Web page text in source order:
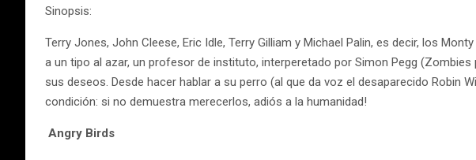
Sinopsis:
Terry Jones, John Cleese, Eric Idle, Terry Gilliam y Michael Palin, es decir, los
a un tipo al azar, un profesor de instituto, interperetado por Simon Pegg
sus deseos. Desde hacer hablar a su perro (al que da voz el desaparecido
condición: si no demuestra merecerlos, adiós a la humanidad!
Angry Birds